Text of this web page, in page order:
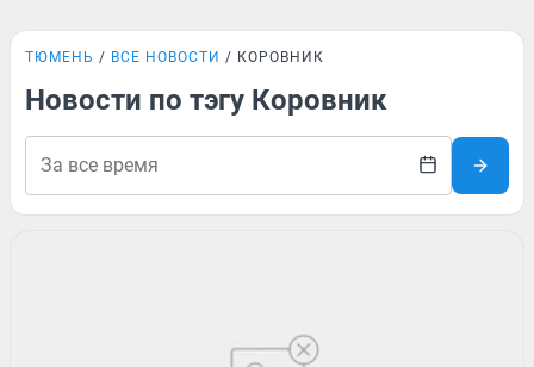
ТЮМЕНЬ ВСЕ НОВОСТИ КОРОВНИК
Новости по тэгу Коровник